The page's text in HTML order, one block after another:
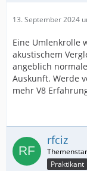
13. September 2024
Eine Umlenkrolle
akustischem
angeblich
Auskunft. Werde
mehr V8
rfciz
Praktikant